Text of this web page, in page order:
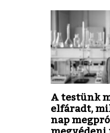
A testünk
elfáradt,
nap